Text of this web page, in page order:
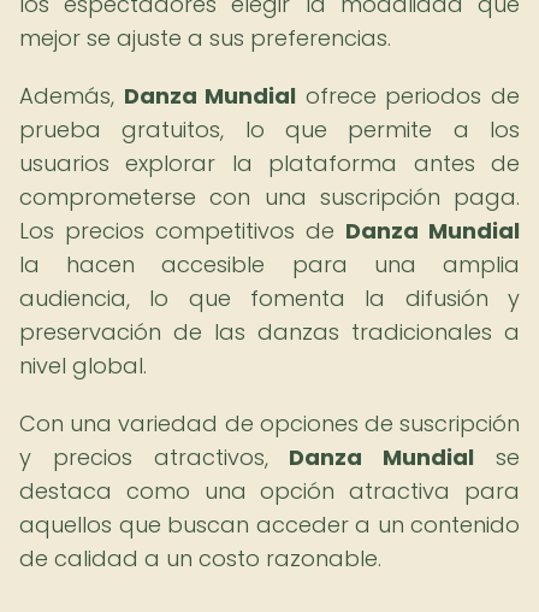
mejor se ajuste a sus preferencias.
Además, Danza Mundial ofrece periodos de
prueba gratuitos, lo que permite a los
usuarios explorar la plataforma antes de
comprometerse con una suscripción paga.
Los precios competitivos de Danza Mundial
la hacen accesible para una amplia
audiencia, lo que fomenta la difusión y
preservación de las danzas tradicionales a
nivel global.
Con una variedad de opciones de suscripción
y precios atractivos, Danza Mundial se
destaca como una opción atractiva para
aquellos que buscan acceder a un contenido
de calidad a un costo razonable.